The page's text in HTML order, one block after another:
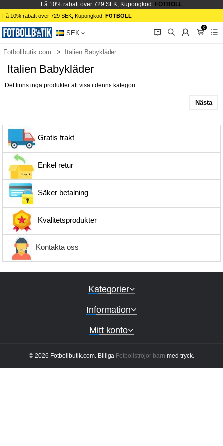
Få 10% rabatt över 729 SEK, Kupongkod: FOTBOLL
Få 10% rabatt över 729 SEK, Kupongkod: FOTBOLL
SEK 󰂱 󰂨 󰃳
0
󰃦 󰃖
Fotbollbutik.com Italien Babykläder
Italien Babykläder
Det finns inga produkter att visa i denna kategori.
Nästa
Gratis frakt
Enkel retur
Säker betalning
Kvalitetsprodukter
Kontakta oss
Kategorier
Information
Mitt konto
© 2026 Fotbollbutik.com. Billiga Fotbollströjor barn med tryck.